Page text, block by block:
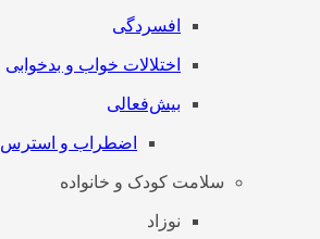
افسردگی
اختلالات خواب و بدخوابی
بیش‌فعالی
اضطراب و استرس
سلامت کودک و خانواده
نوزاد